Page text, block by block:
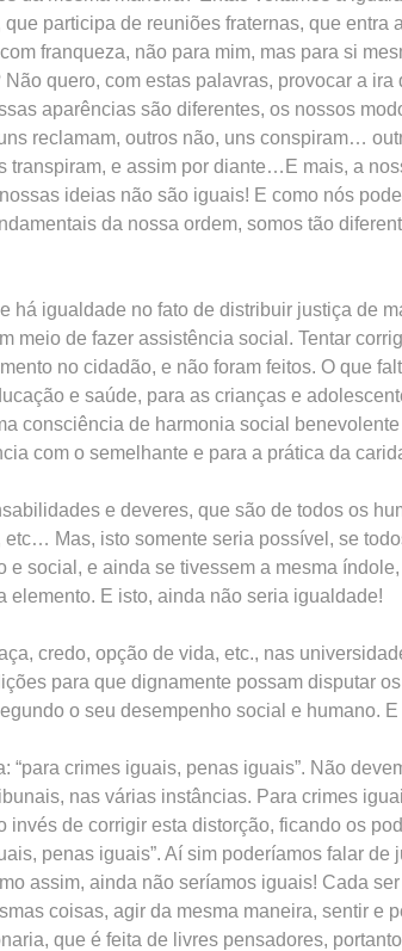
participa de reuniões fraternas, que entra
franqueza, não para mim, mas para si
quero, com estas palavras, provocar a ira
aparências são diferentes, os nossos
reclamam, outros não, uns conspiram…
e assim por diante…E mais, a
ideias não são iguais! E como nós
da nossa ordem, somos tão
há igualdade no fato de distribuir justiça de
meio de fazer assistência social. Tentar
no cidadão, e não foram feitos. O que
e saúde, para as crianças e
consciência de harmonia social
com o semelhante e para a prática da
e deveres, que são de todos os
Mas, isto somente seria possível, se
e social, e ainda se tivessem a mesma
E isto, ainda não seria igualdade!
credo, opção de vida, etc., nas
para que dignamente possam disputar
o seu desempenho social e humano.
“para crimes iguais, penas iguais”. Não
nas várias instâncias. Para crimes
de corrigir esta distorção, ficando os
penas iguais”. Aí sim poderíamos falar de
assim, ainda não seríamos iguais! Cada
coisas, agir da mesma maneira, sentir e
que é feita de livres pensadores,